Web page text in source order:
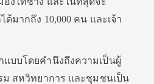
มากถึง 10,000 คน และเจ้า
แบบโดยคำนึงถึงความเป็นผู้
ม สหวิทยาการ และชุมชนเป็น